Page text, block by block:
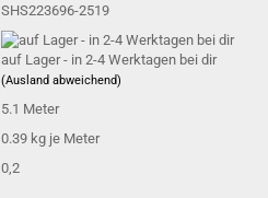
SHS223696-2519
auf Lager - in 2-4 Werktagen bei dir
(Ausland abweichend)
5.1 Meter
0.39 kg je Meter
0,2